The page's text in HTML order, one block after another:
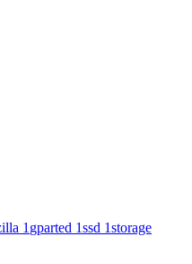
1 gparted 1ssd 1storage